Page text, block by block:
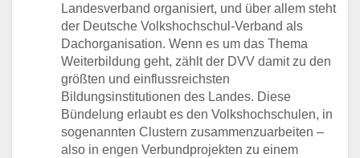
Landesverband organisiert, und über allem steht
der Deutsche Volkshochschul-Verband als
Dachorganisation. Wenn es um das Thema
Weiterbildung geht, zählt der DVV damit zu den
größten und einflussreichsten
Bildungsinstitutionen des Landes. Diese
Bündelung erlaubt es den Volkshochschulen, in
sogenannten Clustern zusammenzuarbeiten –
also in engen Verbundprojekten zu einem